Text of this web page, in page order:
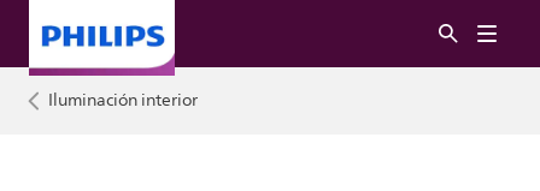
Iluminación interior